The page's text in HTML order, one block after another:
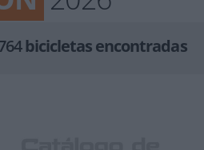
bicicletas encontradas